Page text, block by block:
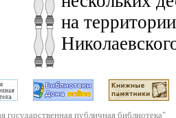
на
публичная библиотека"